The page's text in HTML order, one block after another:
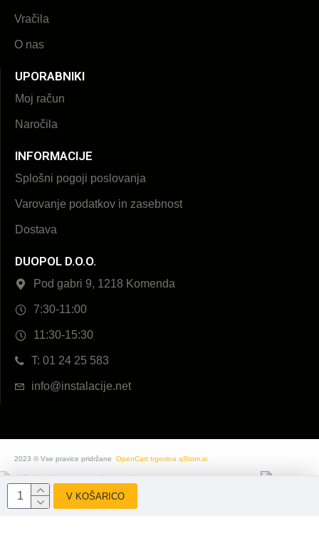
V KOŠARICO
Vračila
O nas
UPORABNIKI
Moj račun
Naročila
INFORMACIJE
Splošni pogoji poslovanja
Varovanje podatkov in zasebnost
Dostava
DUOPOL D.O.O.
Pod gabri 9, 1218 Komenda
7:30-11:00
11:30-15:30
T: 01 24 25 583
info@instalacije.net
2023 © Vse pravice pridržane OpenCart trgovina qStom.si